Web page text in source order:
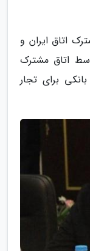
اتاق ایران و
اتاق مشترک
برای تجار